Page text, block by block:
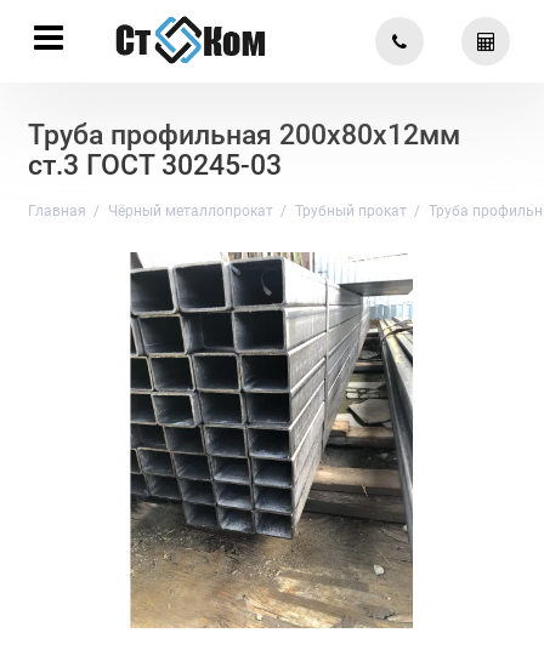
Труба профильная 200х80х12мм
ст.3 ГОСТ 30245-03
Главная Чёрный металлопрокат Трубный прокат Труба